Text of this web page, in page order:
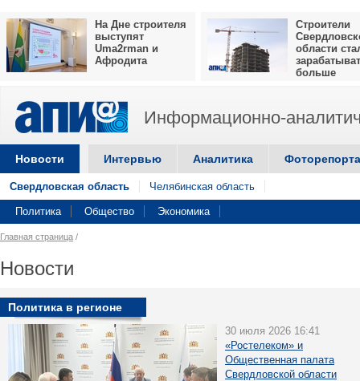
На Дне строителя
выступят
Uma2rman и
Афродита
Строители
области
больше
Информационно-
Новости Интервью Аналитика
Свердловская область Челябинская область
Политика Общество Экономика
Главная страница /
Новости
Политика в регионе
30 июля 2026 16:41
«Ростелеком» и
Общественная палата
Свердловской области